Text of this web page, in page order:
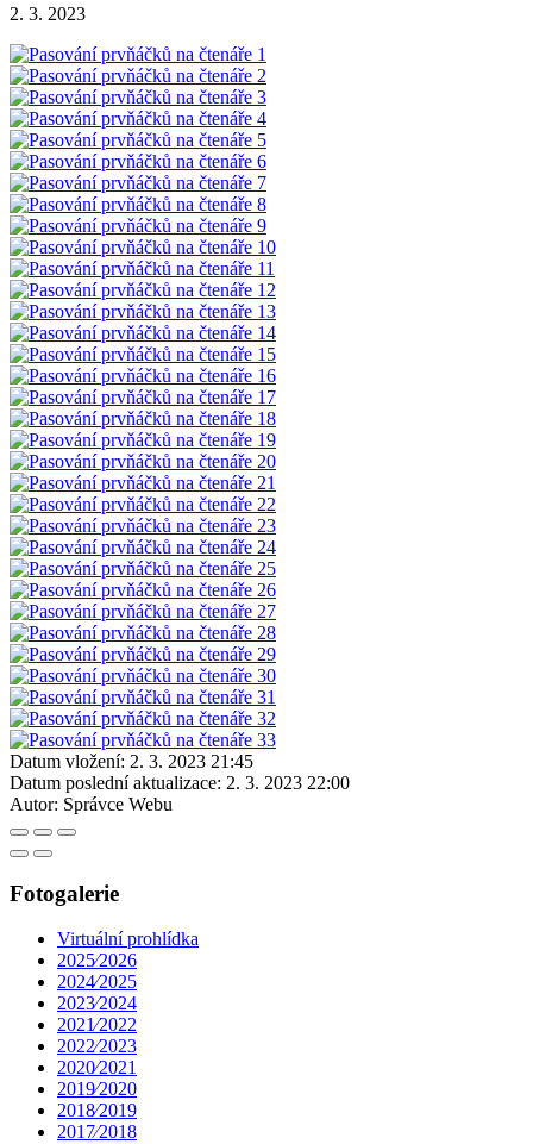
2. 3. 2023
Datum vložení: 2. 3. 2023 21:45
Datum poslední aktualizace: 2. 3. 2023 22:00
Autor: Správce Webu
Fotogalerie
Virtuální prohlídka
2025⁄2026
2024⁄2025
2023⁄2024
2021⁄2022
2022⁄2023
2020⁄2021
2019⁄2020
2018⁄2019
2017⁄2018